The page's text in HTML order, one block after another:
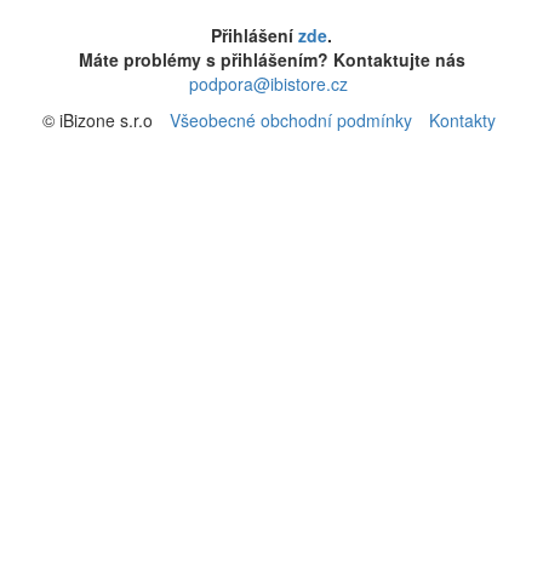
Přihlášení zde.
Máte problémy s přihlášením? Kontaktujte nás
podpora@ibistore.cz
© iBizone s.r.o
Všeobecné obchodní podmínky Kontakty